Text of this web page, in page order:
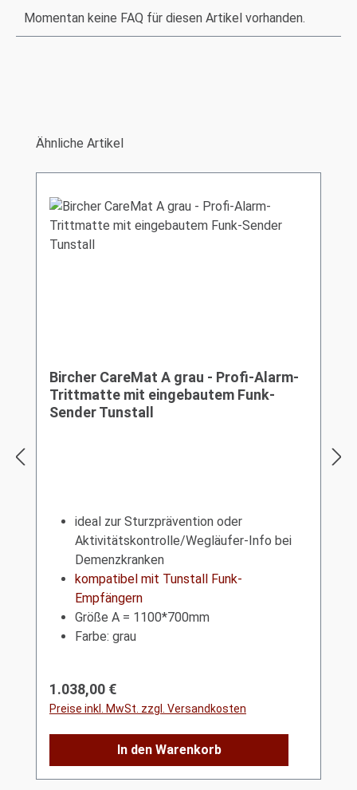
Momentan keine FAQ für diesen Artikel vorhanden.
Produktgalerie überspringen
Ähnliche Artikel
Bircher CareMat A grau - Profi-Alarm-
Trittmatte mit eingebautem Funk-
Sender Tunstall
ideal zur Sturzprävention oder
Aktivitätskontrolle/Wegläufer-Info bei
Demenzkranken
kompatibel mit Tunstall Funk-
Empfängern
Größe A = 1100*700mm
Farbe: grau
Regulärer Preis:
1.038,00 €
Preise inkl. MwSt. zzgl. Versandkosten
In den Warenkorb